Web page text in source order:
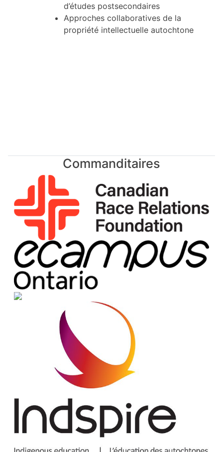
d’études postsecondaires
Approches collaboratives de la
propriété intellectuelle autochtone
Commanditaires